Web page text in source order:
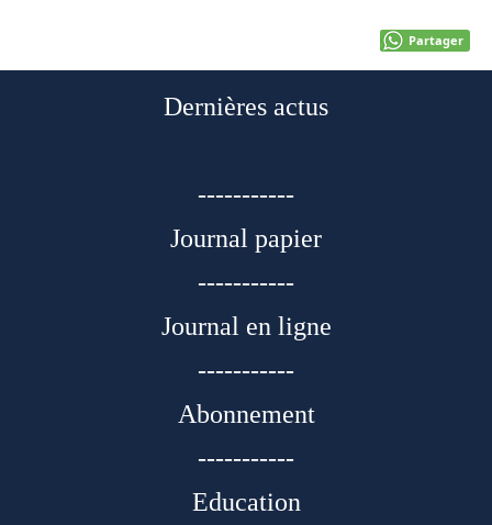
Partager
Dernières actus
-----------
Journal papier
-----------
Journal en ligne
-----------
Abonnement
-----------
Education